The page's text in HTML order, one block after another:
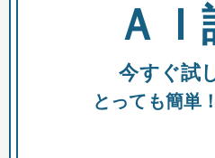
全国の検索結果を含め
助成金 融資
Ａ
今すぐ試
とっても簡単